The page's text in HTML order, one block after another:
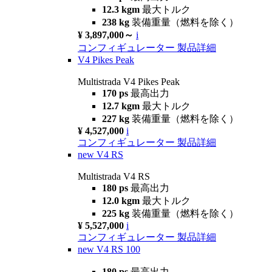
12.3 kgm 最大トルク
238 kg 装備重量（燃料を除く）
¥ 3,897,000～ i
コンフィギュレーター 製品詳細
V4 Pikes Peak
Multistrada V4 Pikes Peak
170 ps 最高出力
12.7 kgm 最大トルク
227 kg 装備重量（燃料を除く）
¥ 4,527,000 i
コンフィギュレーター 製品詳細
new V4 RS
Multistrada V4 RS
180 ps 最高出力
12.0 kgm 最大トルク
225 kg 装備重量（燃料を除く）
¥ 5,527,000 i
コンフィギュレーター 製品詳細
new V4 RS 100